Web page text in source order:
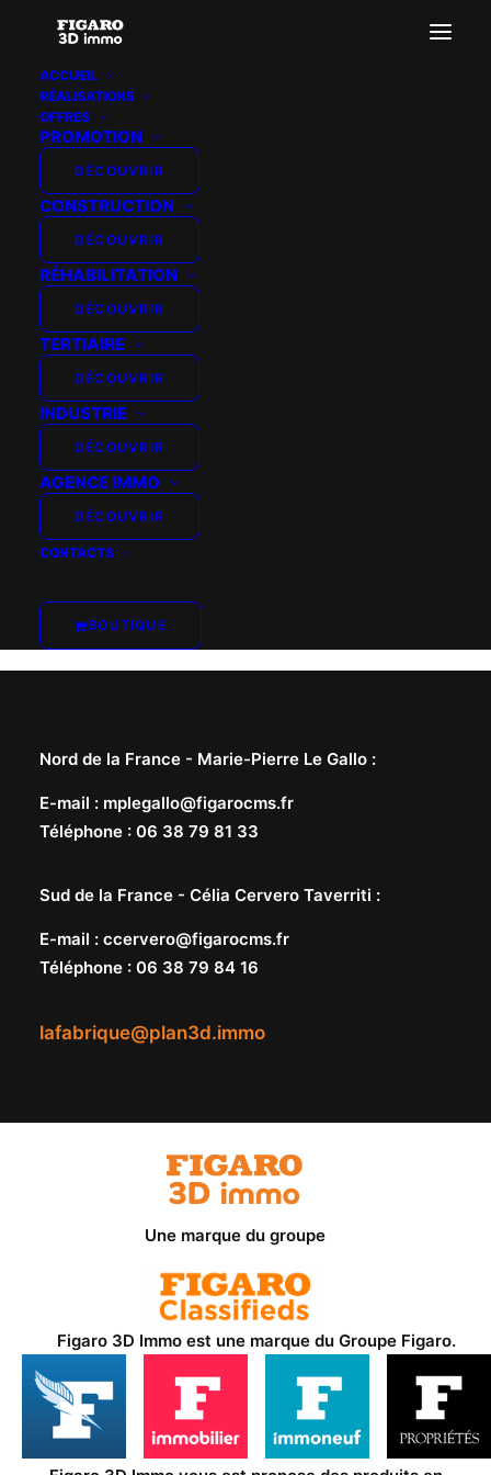
ACCUEIL
RÉALISATIONS
OFFRES
PROMOTION
DÉCOUVRIR
CONSTRUCTION
DÉCOUVRIR
RÉHABILITATION
DÉCOUVRIR
TERTIAIRE
DÉCOUVRIR
INDUSTRIE
DÉCOUVRIR
AGENCE IMMO
DÉCOUVRIR
CONTACTS
BOUTIQUE
Accueil Landing Page
lafabrique@plan3d.immo
Nord de la France - Marie-Pierre Le Gallo :
E-mail : mplegallo@figarocms.fr
Téléphone : 06 38 79 81 33
Sud de la France - Célia Cervero Taverriti :
E-mail : ccervero@figarocms.fr
Téléphone : 06 38 79 84 16
Une marque du groupe
Figaro 3D Immo est une marque du Groupe Figaro.